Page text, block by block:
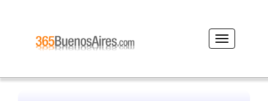
Desplegar
navegación